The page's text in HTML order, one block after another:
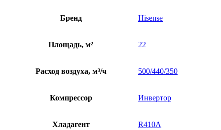
Бренд Hisense
Площадь, м² 22
Расход воздуха, м³/ч 500/440/350
Компрессор Инвертор
Хладагент R410A